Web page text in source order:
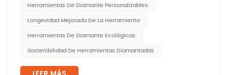
Herramientas De Diamante Personalizables
Longevidad Mejorada De La Herramienta
Herramientas De Diamante Ecológicas
Sostenibilidad De Herramientas Diamantadas